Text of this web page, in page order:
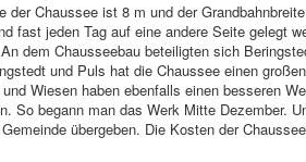
Chaussee ist 8 m und der
fast jeden Tag auf eine andere Seite gelegt
dem Chausseebau beteiligten sich
und Puls hat die Chaussee einen großen
Wiesen haben ebenfalls einen besseren
So begann man das Werk Mitte Dezember.
übergeben. Die Kosten der Chaussee